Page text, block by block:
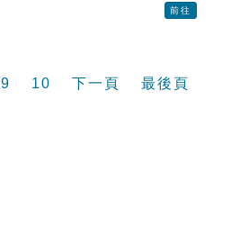
前往
9 10 下一頁 最後頁